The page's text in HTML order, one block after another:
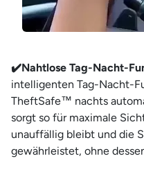
✔️Nahtlose Tag-Nacht-
intelligenten Tag-Nacht-
TheftSafe™ nachts
sorgt so für maximale
unauffällig bleibt und die
gewährleistet, ohne